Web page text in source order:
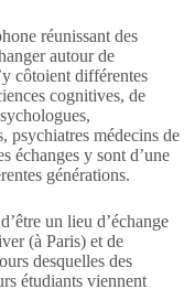
réunissant des
autour de
côtoient différentes
cognitives, de
psychiatres médecins de
échanges y sont d’une
générations.
un lieu d’échange
(à Paris) et de
desquelles des
étudiants viennent